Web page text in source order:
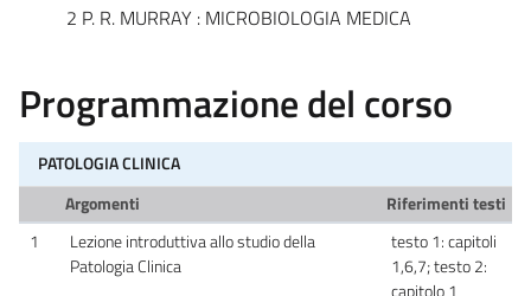
2 P. R. MURRAY : MICROBIOLOGIA MEDICA
Programmazione del corso
PATOLOGIA CLINICA
Argomenti
Riferimenti testi
1
Lezione introduttiva allo studio della
Patologia Clinica
testo 1: capitoli
1,6,7; testo 2: